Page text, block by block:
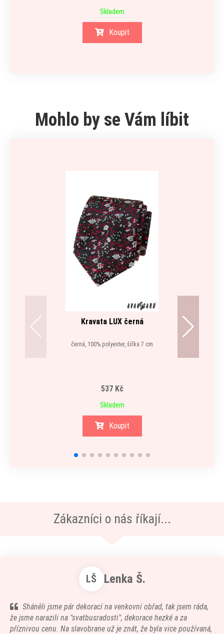
Skladem
Koupit
Mohlo by se Vám líbit
Kravata LUX černá
černá, 100% polyester, šířka 7 cm
537 Kč
Skladem
Koupit
Zákazníci o nás říkají...
LŠ Lenka Š.
Sháněli jsme pár dekorací na venkovní obřad, tak jsem ráda,
že jsme narazili na "svatbusradosti", dekorace hezké a za
příznivou cenu. Na slavobrane už je znát, že byla vice používaná,